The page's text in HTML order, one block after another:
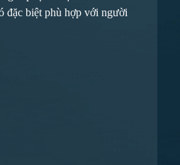
đặc biệt phù hợp với người